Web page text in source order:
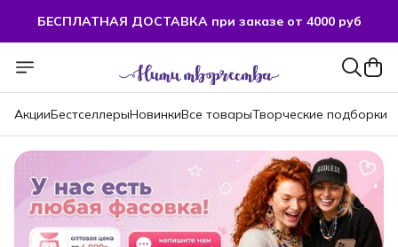
БЕСПЛАТНАЯ ДОСТАВКА при заказе от 4000 руб
АкцииБестселлерыНовинкиВсе товарыТворческие подборки